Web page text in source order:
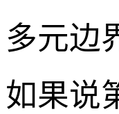
多元边
如果说